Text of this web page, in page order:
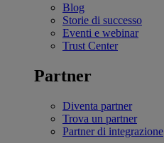
Blog
Storie di successo
Eventi e webinar
Trust Center
Partner
Diventa partner
Trova un partner
Partner di integrazione